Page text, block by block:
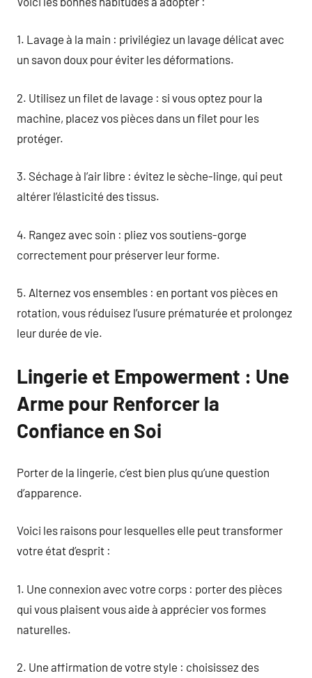
1. Lavage à la main : privilégiez un lavage délicat avec
un savon doux pour éviter les déformations.
2. Utilisez un filet de lavage : si vous optez pour la
machine, placez vos pièces dans un filet pour les
protéger.
3. Séchage à l’air libre : évitez le sèche-linge, qui peut
altérer l’élasticité des tissus.
4. Rangez avec soin : pliez vos soutiens-gorge
correctement pour préserver leur forme.
5. Alternez vos ensembles : en portant vos pièces en
rotation, vous réduisez l’usure prématurée et prolongez
leur durée de vie.
Lingerie et Empowerment : Une
Arme pour Renforcer la
Confiance en Soi
Porter de la lingerie, c’est bien plus qu’une question
d’apparence.
Voici les raisons pour lesquelles elle peut transformer
votre état d’esprit :
1. Une connexion avec votre corps : porter des pièces
qui vous plaisent vous aide à apprécier vos formes
naturelles.
2. Une affirmation de votre style : choisissez des